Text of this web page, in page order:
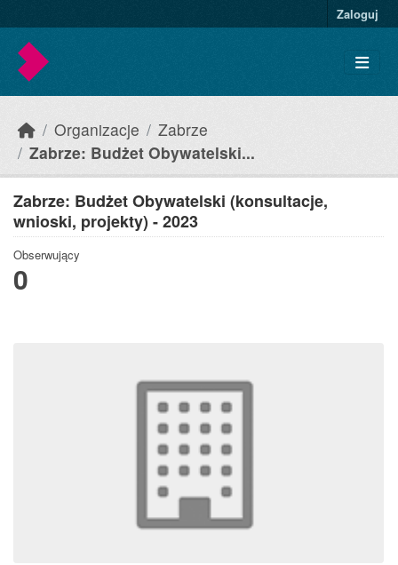
Zaloguj
Organizacje
Zabrze
Zabrze: Budżet Obywatelski...
Zabrze: Budżet Obywatelski (konsultacje,
wnioski, projekty) - 2023
Obserwujący
0